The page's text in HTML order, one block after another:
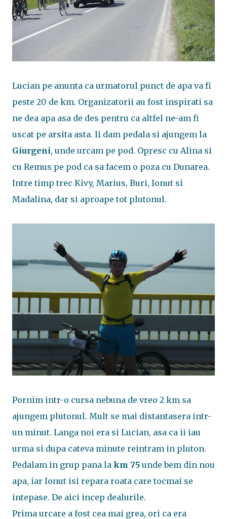
Lucian pe anunta ca urmatorul punct de apa va fi
peste 20 de km. Organizatorii au fost inspirati sa
ne dea apa asa de des pentru ca altfel ne-am fi
uscat pe arsita asta. Ii dam pedala si ajungem la
Giurgeni, unde urcam pe pod. Opresc cu Alina si
cu Remus pe pod ca sa facem o poza cu Dunarea.
Intre timp trec Kivy, Marius, Buri, Ionut si
Madalina, dar si aproape tot plutonul.
Pornim intr-o cursa nebuna de vreo 2 km sa
ajungem plutonul. Mult se mai distantasera intr-
un minut. Langa noi era si Lucian, asa ca ii iau
urma si dupa cateva minute reintram in pluton.
Pedalam in grup pana la km 75 unde bem din nou
apa, iar Ionut isi repara roata care tocmai se
intepase. De aici incep dealurile.
Prima urcare a fost cea mai grea, ori ca era